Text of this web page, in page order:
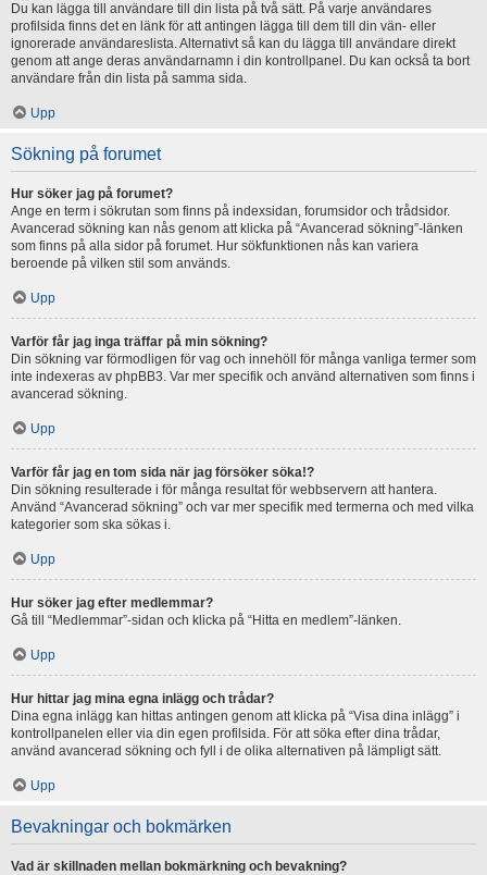
Du kan lägga till användare till din lista på två sätt. På varje användares
profilsida finns det en länk för att antingen lägga till dem till din vän- eller
ignorerade användareslista. Alternativt så kan du lägga till användare direkt
genom att ange deras användarnamn i din kontrollpanel. Du kan också ta bort
användare från din lista på samma sida.
Upp
Sökning på forumet
Hur söker jag på forumet?
Ange en term i sökrutan som finns på indexsidan, forumsidor och trådsidor.
Avancerad sökning kan nås genom att klicka på “Avancerad sökning”-länken
som finns på alla sidor på forumet. Hur sökfunktionen nås kan variera
beroende på vilken stil som används.
Upp
Varför får jag inga träffar på min sökning?
Din sökning var förmodligen för vag och innehöll för många vanliga termer som
inte indexeras av phpBB3. Var mer specifik och använd alternativen som finns i
avancerad sökning.
Upp
Varför får jag en tom sida när jag försöker söka!?
Din sökning resulterade i för många resultat för webbservern att hantera.
Använd “Avancerad sökning” och var mer specifik med termerna och med vilka
kategorier som ska sökas i.
Upp
Hur söker jag efter medlemmar?
Gå till “Medlemmar”-sidan och klicka på “Hitta en medlem”-länken.
Upp
Hur hittar jag mina egna inlägg och trådar?
Dina egna inlägg kan hittas antingen genom att klicka på “Visa dina inlägg” i
kontrollpanelen eller via din egen profilsida. För att söka efter dina trådar,
använd avancerad sökning och fyll i de olika alternativen på lämpligt sätt.
Upp
Bevakningar och bokmärken
Vad är skillnaden mellan bokmärkning och bevakning?